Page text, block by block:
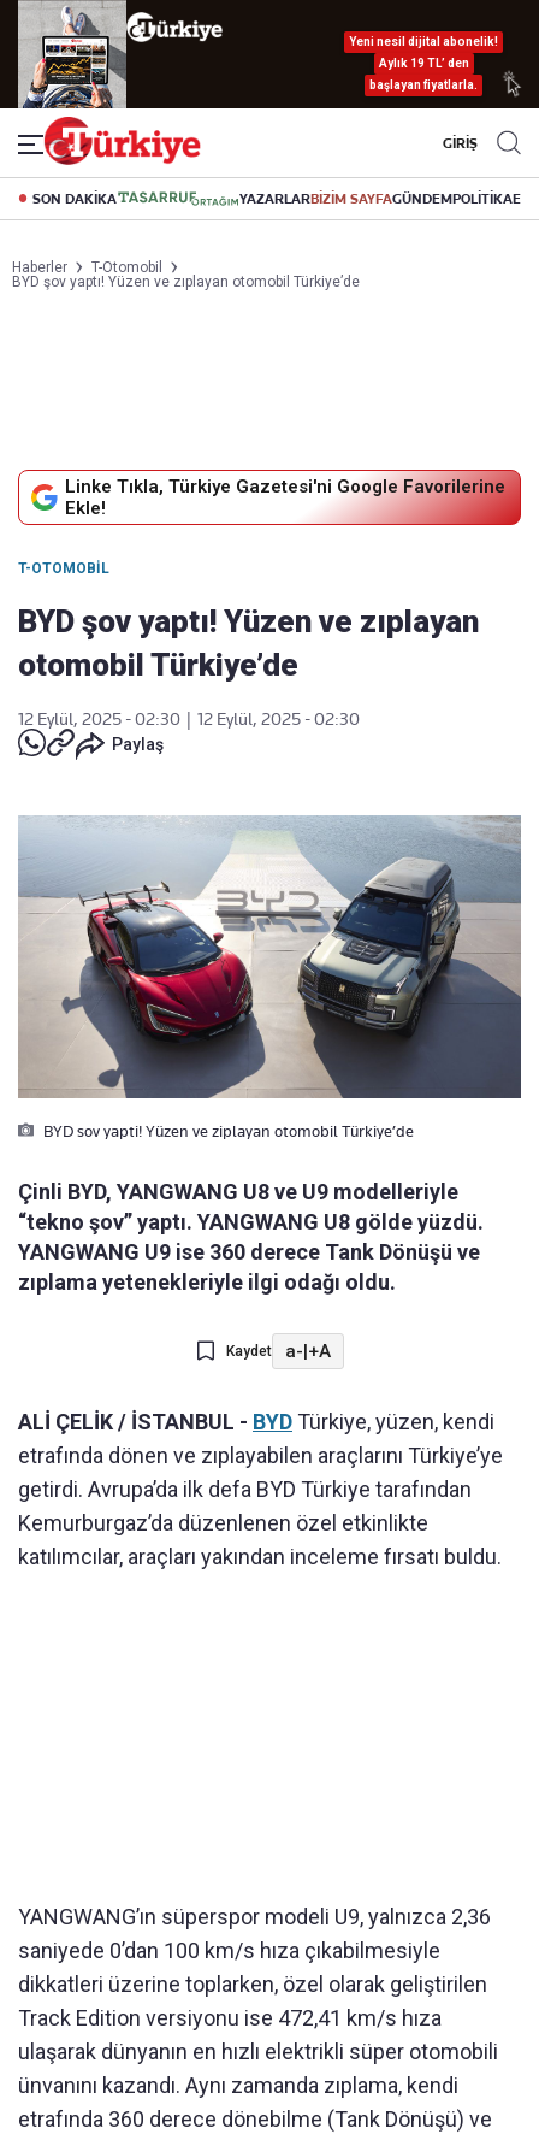
Yeni nesil dijital abonelik!
Aylık 19 TL’ den
başlayan fiyatlarla.
GİRİŞ
SON DAKİKA YAZARLARBİZİM SAYFAGÜNDEMPOLİTİKA
Haberler
T-Otomobil
BYD şov yaptı! Yüzen ve zıplayan otomobil Türkiye’de
Linke Tıkla, Türkiye Gazetesi'ni Google Favorilerine
Ekle!
T-OTOMOBIL
BYD şov yaptı! Yüzen ve zıplayan
otomobil Türkiye’de
12 Eylül, 2025 - 02:30
12 Eylül, 2025 - 02:30
Paylaş
BYD sov yapti! Yüzen ve ziplayan otomobil Türkiye’de
Çinli BYD, YANGWANG U8 ve U9 modelleriyle
“tekno şov” yaptı. YANGWANG U8 gölde yüzdü.
YANGWANG U9 ise 360 derece Tank Dönüşü ve
zıplama yetenekleriyle ilgi odağı oldu.
Kaydet a-|+A
ALİ ÇELİK / İSTANBUL - BYDTürkiye, yüzen, kendi
etrafında dönen ve zıplayabilen araçlarını Türkiye’ye
getirdi. Avrupa’da ilk defa BYD Türkiye tarafından
Kemurburgaz’da düzenlenen özel etkinlikte
katılımcılar, araçları yakından inceleme fırsatı buldu.
YANGWANG’ın süperspor modeli U9, yalnızca 2,36
saniyede 0’dan 100 km/s hıza çıkabilmesiyle
dikkatleri üzerine toplarken, özel olarak geliştirilen
Track Edition versiyonu ise 472,41 km/s hıza
ulaşarak dünyanın en hızlı elektrikli süper otomobili
ünvanını kazandı. Aynı zamanda zıplama, kendi
etrafında 360 derece dönebilme (Tank Dönüşü) ve